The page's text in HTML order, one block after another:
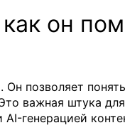
он
позволяет
важная штука для
генерацией